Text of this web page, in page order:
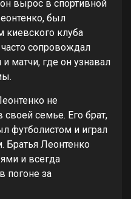
вырос в спортивной
был
киевского клуба
сопровождал
матчи, где он узнавал
не
семье. Его брат,
футболистом и играл
Братья Леонтенко
и всегда
погоне за